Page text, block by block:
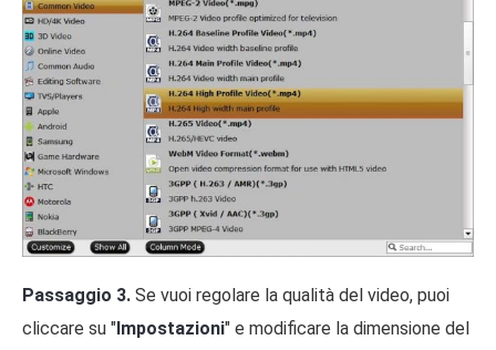
Passaggio 3. Se vuoi regolare la qualità del video, puoi
cliccare su " Impostazioni" e modificare la dimensione del